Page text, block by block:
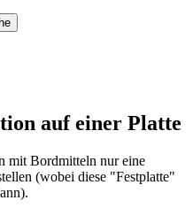
auf einer Platte
mit Bordmitteln nur eine
(wobei diese "Festplatte"